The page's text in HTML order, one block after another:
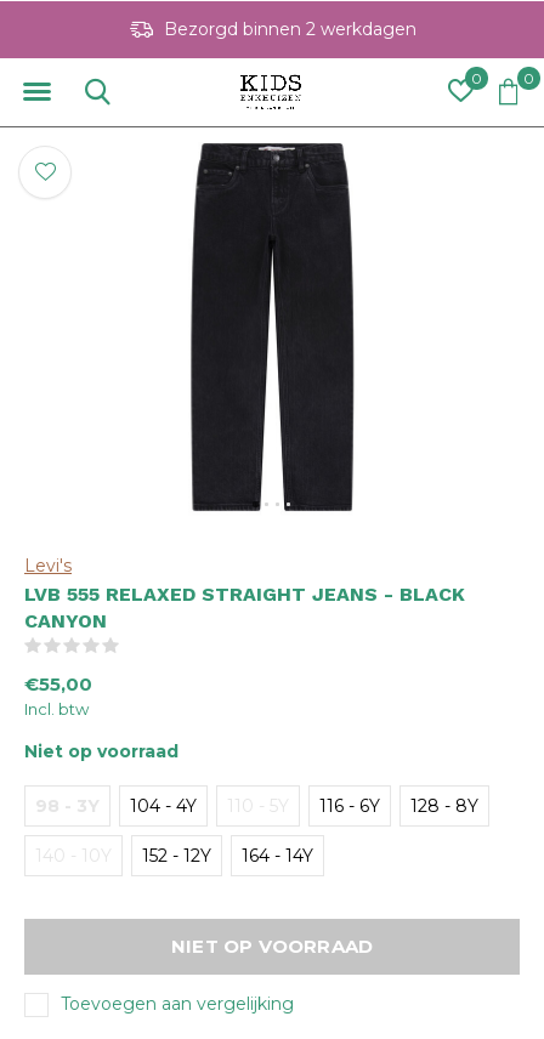
0 0
Bezorgd binnen 2 werkdagen
Levi's
LVB 555 RELAXED STRAIGHT JEANS - BLACK
CANYON
€55,00
Incl. btw
Niet op voorraad
98 - 3Y 104 - 4Y 110 - 5Y 116 - 6Y 128 - 8Y
140 - 10Y 152 - 12Y 164 - 14Y
NIET OP VOORRAAD
Toevoegen aan vergelijking